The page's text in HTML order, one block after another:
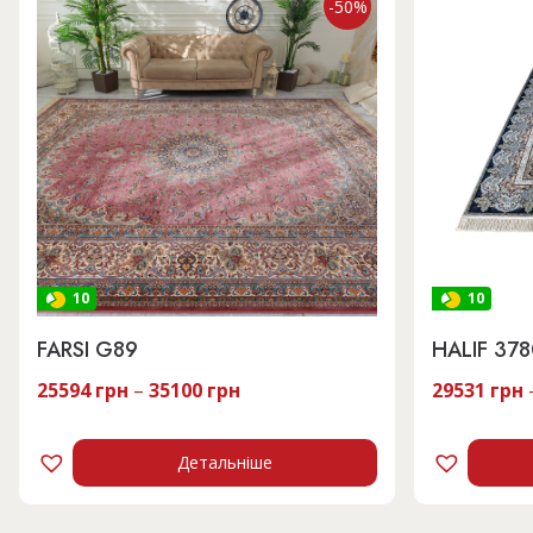
10
-50%
FARSI G89
25594грн – 35100 грн
Детальніше
10
HALIF
29531 грн